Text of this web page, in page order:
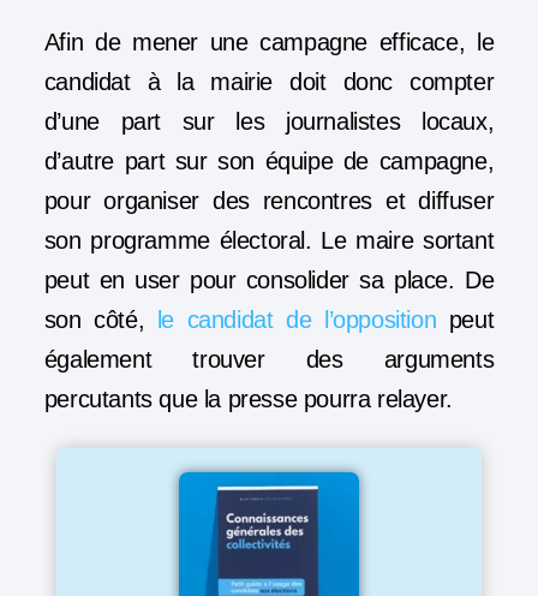
Afin de mener une campagne efficace, le
candidat à la mairie doit donc compter
d’une part sur les journalistes locaux,
d’autre part sur son équipe de campagne,
pour organiser des rencontres et diffuser
son programme électoral. Le maire sortant
peut en user pour consolider sa place. De
son côté,
le candidat de l’opposition peut
également trouver des arguments
percutants que la presse pourra relayer.